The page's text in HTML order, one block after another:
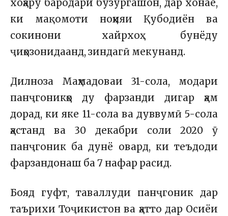
хоҳару бародари бузургашон, дар хонае,
ки мақомоти ноҳияи Қубодиён ва
сокинони хайрхоҳ бунёду
ҷиҳозонидаанд, зиндагӣ мекунанд.
Дилноза Маҳмадоваи 31-сола, модари
панҷгоникҳо ду фарзанди дигар ҳам
дорад, ки яке 11-сола ва дуввумӣ 5-сола
ҳастанд ва 30 декабри соли 2020 ӯ
панҷгоник ба дунё овард, ки теъдоди
фарзандонаш ба 7 нафар расид.
Бояд гуфт, таваллуди панҷгоник дар
таърихи Тоҷикистон ва ҳатто дар Осиёи